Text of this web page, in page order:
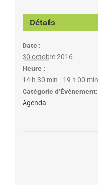
Détails
Date :
30 octobre 2016
Heure :
14 h 30 min - 19 h 00 min
Catégorie d’Évènement:
Agenda